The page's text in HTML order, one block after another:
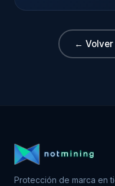
← Volver
Protección de marca en